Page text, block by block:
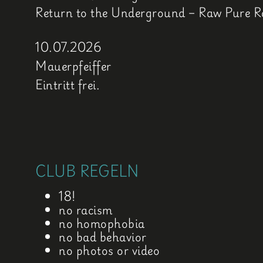
Return to the Underground – Raw Pure
10.07.2026
Mauerpfeiffer
Eintritt frei.
CLUB REGELN
18!
no racism
no homophobia
no bad behavior
no photos or video